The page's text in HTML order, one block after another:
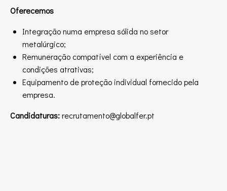
Oferecemos
Integração numa empresa sólida no setor
metalúrgico;
Remuneração compatível com a experiência e
condições atrativas;
Equipamento de proteção individual fornecido pela
empresa.
Candidaturas:recrutamento@globalfer.pt